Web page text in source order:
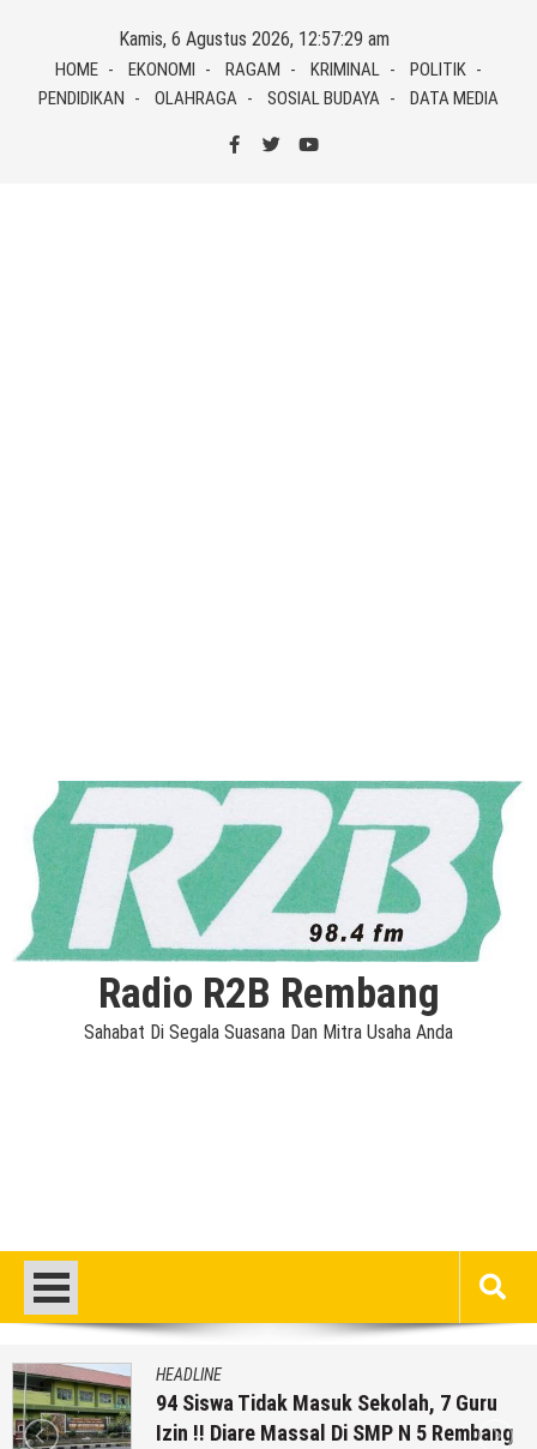
content
Kamis, 6 Agustus 2026, 12:57:29 am
HOME EKONOMI RAGAM KRIMINAL
POLITIK
PENDIDIKAN
OLAHRAGA SOSIAL BUDAYA DATA MEDIA
Radio R2B Rembang
Sahabat Di Segala Suasana Dan Mitra Usaha Anda
HEADLINE
94 Siswa Tidak Masuk Sekolah, 7 Guru
Izin !! Diare Massal Di SMP N 5 Rembang